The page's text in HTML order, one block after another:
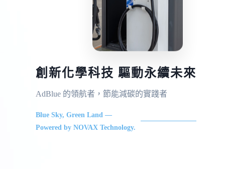
創新化學科技 驅動永續未來
AdBlue 的領航者，節能減碳的實踐者
Blue Sky, Green Land —
Powered by NOVAX Technology.